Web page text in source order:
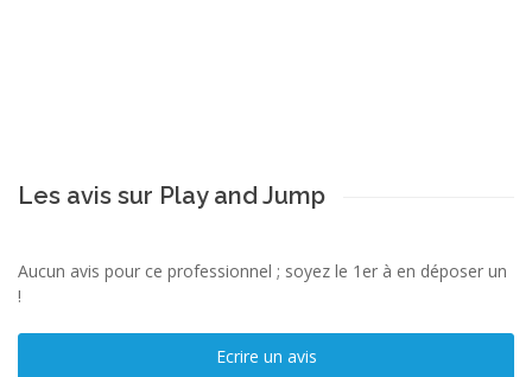
Les avis sur Play and Jump
Aucun avis pour ce professionnel ; soyez le 1er à en déposer un
!
Ecrire un avis